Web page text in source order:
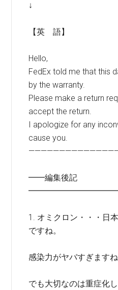
↓
【英 語】
Hello,
FedEx told me that this
by the warranty.
Please make a return
accept the return.
I apologize for any
cause you.
━━編集後記
1. オミクロン・・・日
ですね。
感染力がヤバすぎますね
でも大切なのは重症化